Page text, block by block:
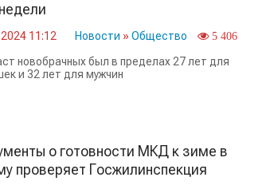
11:12 Новости » Общество 5 406
новобрачных был в пределах 27 лет для
и 32 лет для мужчин
о готовности МКД к зиме в
проверяет Госжилинспекция